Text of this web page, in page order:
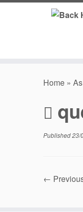
Skip
Home »
Published23/
←